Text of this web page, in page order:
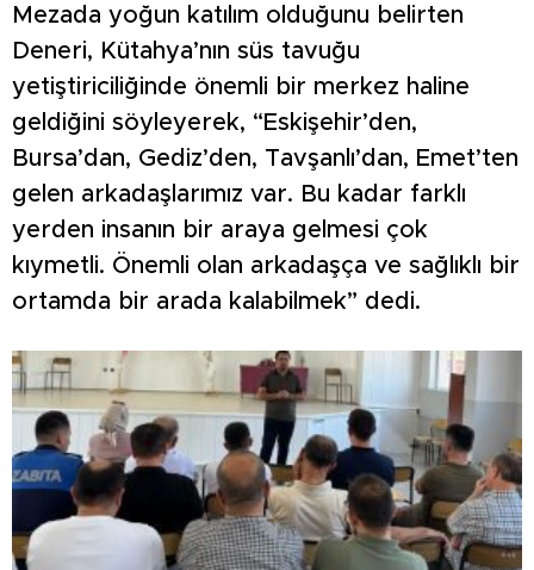
Mezada yoğun katılım olduğunu belirten
Deneri, Kütahya’nın süs tavuğu
yetiştiriciliğinde önemli bir merkez haline
geldiğini söyleyerek, “Eskişehir’den,
Bursa’dan, Gediz’den, Tavşanlı’dan, Emet’ten
gelen arkadaşlarımız var. Bu kadar farklı
yerden insanın bir araya gelmesi çok
kıymetli. Önemli olan arkadaşça ve sağlıklı bir
ortamda bir arada kalabilmek” dedi.